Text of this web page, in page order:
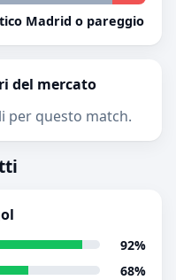
Madrid o pareggio
del mercato
per questo match.
92%
68%